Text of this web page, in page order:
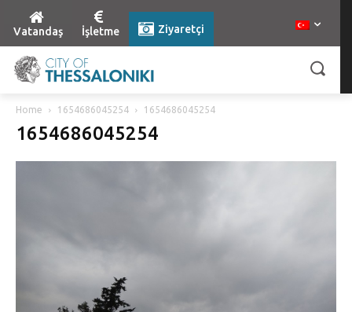
Vatandaş İşletme Ziyaretçi
Home 1654686045254 1654686045254
1654686045254